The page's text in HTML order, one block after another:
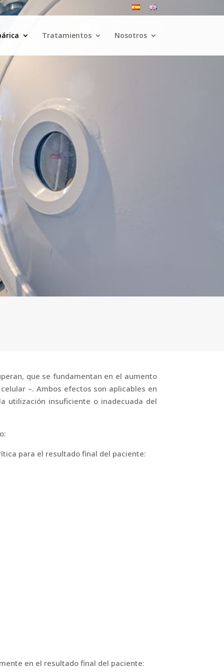
Tratamientos Nosotros
que se fundamentan en el aumento
–. Ambos efectos son aplicables en
utilización insuficiente o inadecuada del
para el resultado final del paciente:
en el resultado final del paciente: